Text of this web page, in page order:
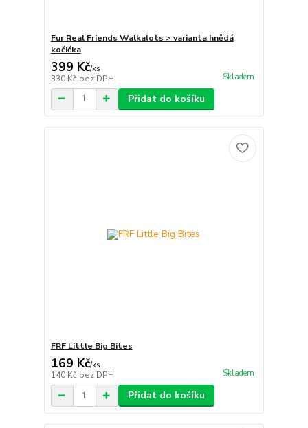
Fur Real Friends Walkalots > varianta hnědá
kočička
399 Kč/ks
330 Kč bez DPH Skladem
Přidat do košíku
FRF Little Big Bites
169 Kč/ks
140 Kč bez DPH Skladem
Přidat do košíku